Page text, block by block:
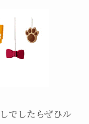
でしたらぜひル